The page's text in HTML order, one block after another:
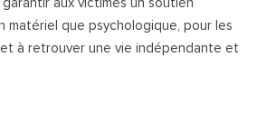
matériel que psychologique, pour les
à retrouver une vie indépendante et